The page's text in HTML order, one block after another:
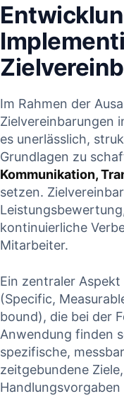
Im Rahmen⁤ der
Zielvereinbarungen
es unerlässlich,
Grundlagen zu
Kommunikation,
setzen.
kontinuierliche
Mitarbeiter.
Ein‌ zentraler ⁣Aspekt
(Specific,
bound), die ⁢bei der
Anwendung finden⁣
⁢spezifische,
‌zeitgebundene‌